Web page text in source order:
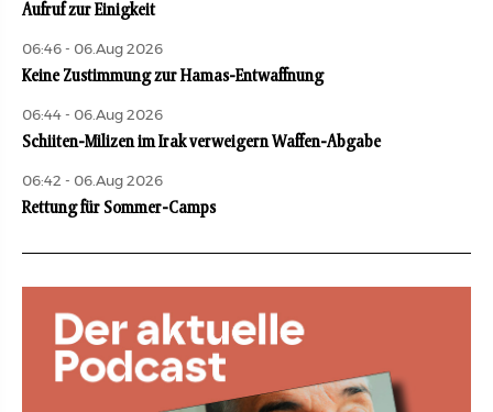
Aufruf zur Einigkeit
06:46 - 06.Aug 2026
Keine Zustimmung zur Hamas-Entwaffnung
06:44 - 06.Aug 2026
Schiiten-Milizen im Irak verweigern Waffen-Abgabe
06:42 - 06.Aug 2026
Rettung für Sommer-Camps